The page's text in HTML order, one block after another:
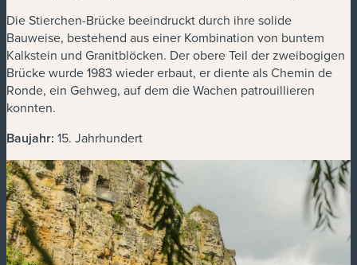
Die Stierchen-Brücke beeindruckt durch ihre solide
Bauweise, bestehend aus einer Kombination von buntem
Kalkstein und Granitblöcken. Der obere Teil der zweibogigen
Brücke wurde 1983 wieder erbaut, er diente als Chemin de
Ronde, ein Gehweg, auf dem die Wachen patrouillieren
konnten.
Baujahr: 15. Jahrhundert